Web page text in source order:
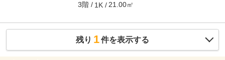
3階 1K 21.00㎡
残り 1件を表示する